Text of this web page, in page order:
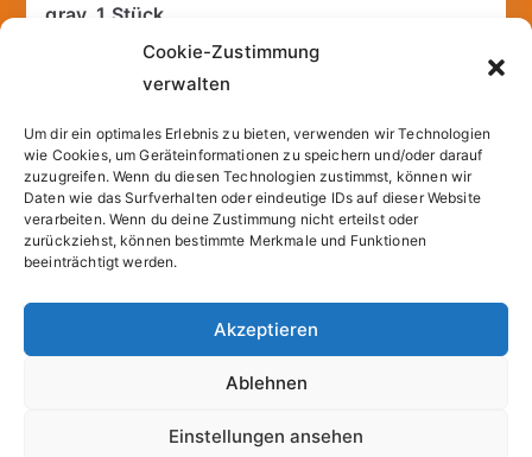
Cookie-Zustimmung
verwalten
Um dir ein optimales Erlebnis zu bieten, verwenden wir Technologien
wie Cookies, um Geräteinformationen zu speichern und/oder darauf
zuzugreifen. Wenn du diesen Technologien zustimmst, können wir
Daten wie das Surfverhalten oder eindeutige IDs auf dieser Website
verarbeiten. Wenn du deine Zustimmung nicht erteilst oder
zurückziehst, können bestimmte Merkmale und Funktionen
beeinträchtigt werden.
Akzeptieren
Ablehnen
Einstellungen ansehen
gray, 1 Stück
incl. 19% VAT
inkl.Versandkosten
Add to cart
Copyright © 2026Sparfuchs – Kassel. |Cookie-
| Powered byZakra